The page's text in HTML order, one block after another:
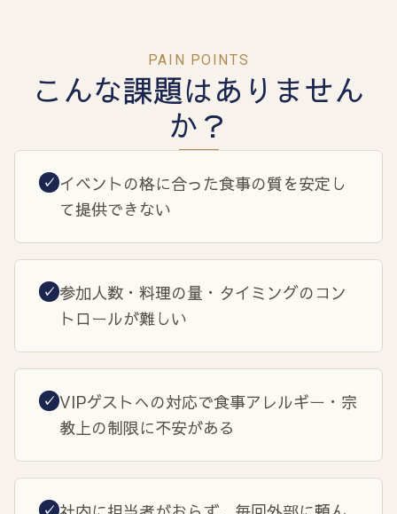
PAIN POINTS
こんな課題はありません
か？
✓ イベントの格に合った食事の質を安定し
て提供できない
✓ 参加人数・料理の量・タイミングのコン
トロールが難しい
✓ VIPゲストへの対応で食事アレルギー・宗
教上の制限に不安がある
✓